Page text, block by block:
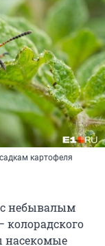
картофеля
с небывалым
колорадского
насекомые